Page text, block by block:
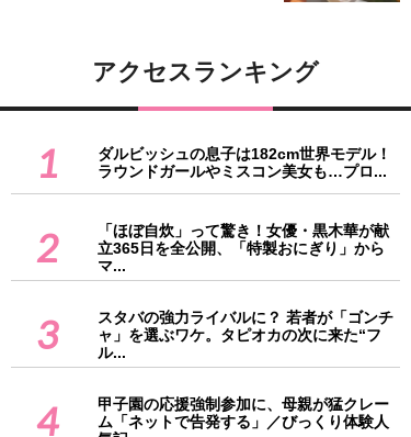
アクセスランキング
1
ダルビッシュの息子は182cm世界モデル！
ラウンドガールやミスコン美女も…プロ...
2
「ほぼ自炊」って驚き！女優・黒木華が献
立365日を全公開、「特製おにぎり」から
マ...
3
スタバの強力ライバルに？ 若者が「ゴンチ
ャ」を選ぶワケ。タピオカの次に来た“フ
ル...
4
甲子園の応援強制参加に、母親が猛クレー
ム「ネットで告発する」／びっくり体験人